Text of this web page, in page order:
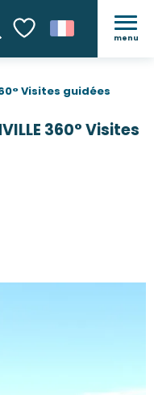
Voir les favoris
menu
Visites guidées
360° Visites